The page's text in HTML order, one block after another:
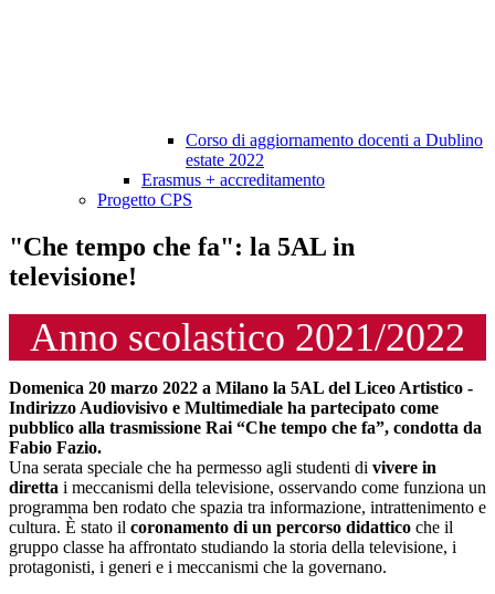
Corso di aggiornamento docenti a Dublino
estate 2022
Erasmus + accreditamento
Progetto CPS
"Che tempo che fa": la 5AL in
televisione!
Anno scolastico 2021/2022
Domenica 20 marzo 2022 a Milano la 5AL del Liceo Artistico -
Indirizzo Audiovisivo e Multimediale ha partecipato come
pubblico alla trasmissione Rai “Che tempo che fa”, condotta da
Fabio Fazio.
Una serata speciale che ha permesso agli studenti di vivere in
diretta i meccanismi della televisione, osservando come funziona un
programma ben rodato che spazia tra informazione, intrattenimento e
cultura. È stato il coronamento di un percorso didattico che il
gruppo classe ha affrontato studiando la storia della televisione, i
protagonisti, i generi e i meccanismi che la governano.